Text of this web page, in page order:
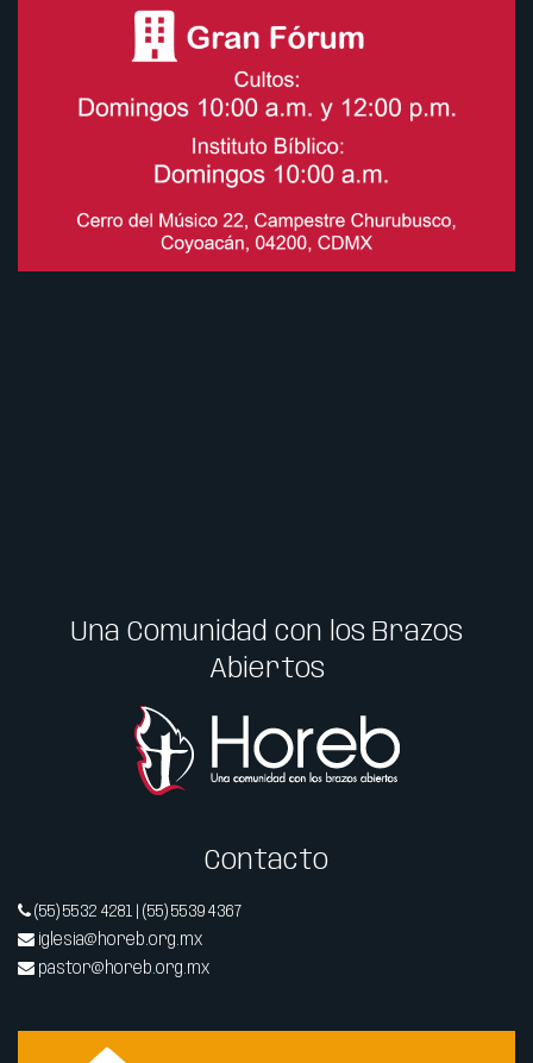
Una Comunidad con los Brazos
Abiertos
Contacto
(55) 5532 4281 | (55) 5539 4367
iglesia@horeb.org.mx
pastor@horeb.org.mx